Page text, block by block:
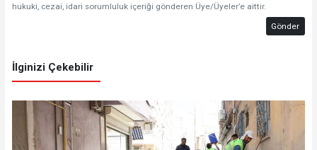
hukuki, cezai, idari sorumluluk içeriği gönderen Üye/Üyeler’e aittir.
Gönder
İlginizi Çekebilir